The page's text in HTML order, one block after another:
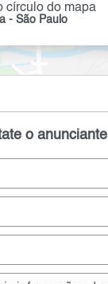
círculo do mapa
- São Paulo
o anunciante